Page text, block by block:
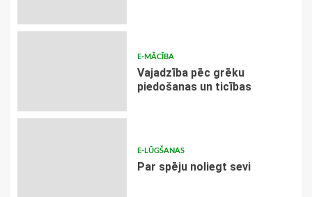
E-MĀCĪBA
Vajadzība pēc grēku
piedošanas un ticības
E-LŪGŠANAS
Par spēju noliegt sevi